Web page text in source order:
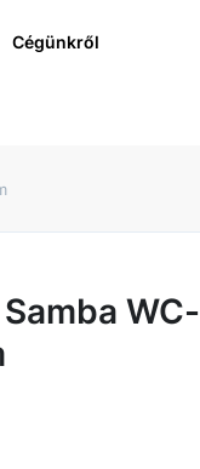
Cégünkről
WC-